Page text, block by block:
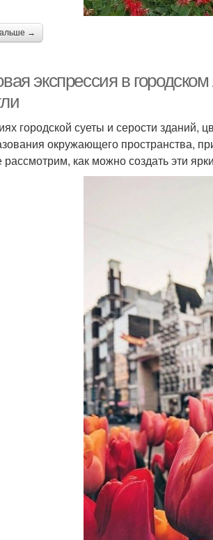
→
экспрессия в
городской суеты и серости зданий,
окружающего пространства,
рассмотрим, как можно создать эти